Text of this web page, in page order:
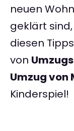
neuen
geklärt
diesen
von
Umzug von
Kinderspiel!